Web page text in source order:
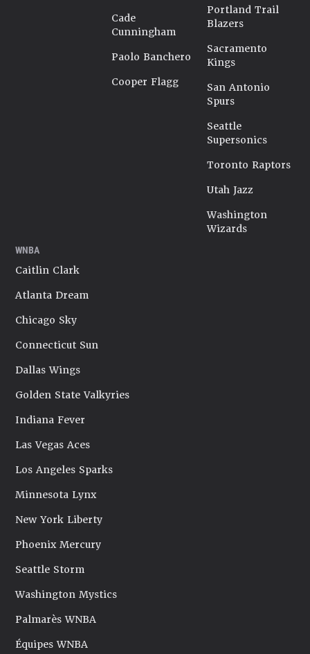
Cade
Cunningham
Paolo Banchero
Cooper Flagg
Portland Trail
Blazers
Sacramento
Kings
San Antonio
Spurs
Seattle
Supersonics
Toronto Raptors
Utah Jazz
Washington
Wizards
WNBA
Caitlin Clark
Atlanta Dream
Chicago Sky
Connecticut Sun
Dallas Wings
Golden State Valkyries
Indiana Fever
Las Vegas Aces
Los Angeles Sparks
Minnesota Lynx
New York Liberty
Phoenix Mercury
Seattle Storm
Washington Mystics
Palmarès WNBA
Équipes WNBA